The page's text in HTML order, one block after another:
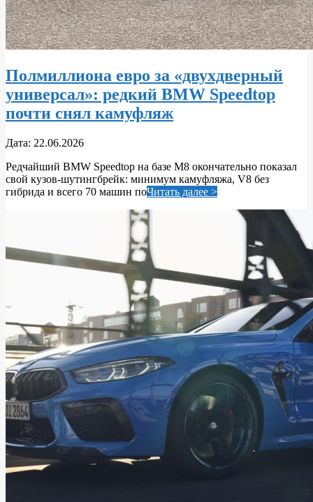
Полмиллиона евро за «двухдверный
универсал»: редкий BMW Speedtop
почти снял камуфляж
2026-
22
Дата: 22.06.2026
Редчайший BMW Speedtop на базе M8 окончательно показал
свой кузов‑шутингбрейк: минимум камуфляжа, V8 без
гибрида и всего 70 машин поЧитать далее >